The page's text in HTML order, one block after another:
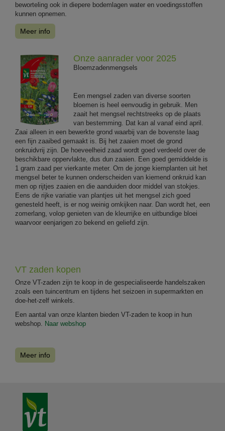
beworteling ook in diepere bodemlagen water en voedingsstoffen
kunnen opnemen.
Meer info
Onze aanrader voor 2025
Bloemzadenmengsels
Een mengsel zaden van diverse soorten
bloemen is heel eenvoudig in gebruik. Men
zaait het mengsel rechtstreeks op de plaats
van bestemming. Dat kan al vanaf eind april.
Zaai alleen in een bewerkte grond waarbij van de bovenste laag
een fijn zaaibed gemaakt is. Bij het zaaien moet de grond
onkruidvrij zijn. De hoeveelheid zaad wordt goed verdeeld over de
beschikbare oppervlakte, dus dun zaaien. Een goed gemiddelde is
1 gram zaad per vierkante meter. Om de jonge kiemplanten uit het
mengsel beter te kunnen onderscheiden van kiemend onkruid kan
men op rijtjes zaaien en die aanduiden door middel van stokjes.
Eens de rijke variatie van plantjes uit het mengsel zich goed
genesteld heeft, is er nog weinig omkijken naar. Dan wordt het, een
zomerlang, volop genieten van de kleurrijke en uitbundige bloei
waarvoor eenjarigen zo bekend en geliefd zijn.
VT zaden kopen
Onze VT-zaden zijn te koop in de gespecialiseerde handelszaken
zoals een tuincentrum en tijdens het seizoen in supermarkten en
doe-het-zelf winkels.
Een aantal van onze klanten bieden VT-zaden te koop in hun
webshop. Naar webshop
Meer info